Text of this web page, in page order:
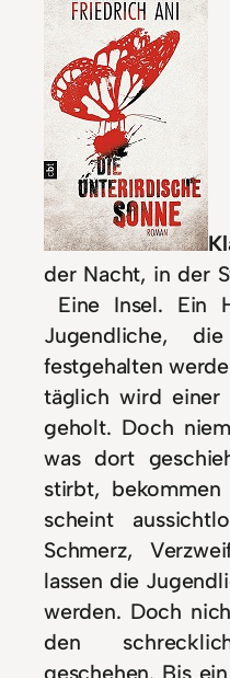
der Nacht, in der
Eine Insel. Ein
Jugendliche,
festgehalten
täglich wird einer
geholt. Doch
was dort
stirbt,
scheint
Schmerz,
lassen die
werden. Doch
den
geschehen. Bis